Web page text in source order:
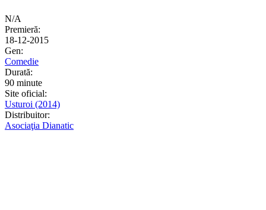
N/A
Premieră:
18-12-2015
Gen:
Comedie
Durată:
90 minute
Site oficial:
Usturoi (2014)
Distribuitor:
Asociaţia Dianatic